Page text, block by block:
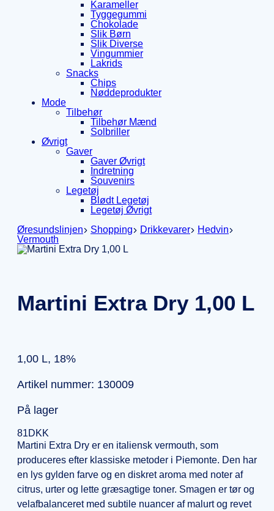
Karameller
Tyggegummi
Chokolade
Slik Børn
Slik Diverse
Vingummier
Lakrids
Snacks
Chips
Nøddeprodukter
Mode
Tilbehør
Tilbehør Mænd
Solbriller
Øvrigt
Gaver
Gaver Øvrigt
Indretning
Souvenirs
Legetøj
Blødt Legetøj
Legetøj Øvrigt
Øresundslinjen
Shopping Drikkevarer
Hedvin
Vermouth
Martini Extra Dry 1,00 L
1,00 L, 18%
Artikel nummer: 130009
På lager
81DKK
Martini Extra Dry er en italiensk vermouth, som
produceres efter klassiske metoder i Piemonte. Den har
en lys gylden farve og en diskret aroma med noter af
citrus, urter og lette græsagtige toner. Smagen er tør og
velafbalanceret med subtile nuancer af malurt og revet